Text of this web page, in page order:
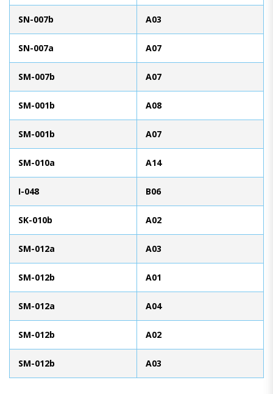
SN-007b A03
SN-007a A07
SM-007b A07
SM-001b A08
SM-001b A07
SM-010a A14
I-048 B06
SK-010b A02
SM-012a A03
SM-012b A01
SM-012a A04
SM-012b A02
SM-012b A03